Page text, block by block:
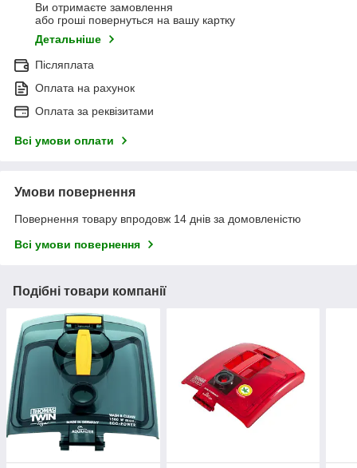
Ви отримаєте замовлення
або гроші повернуться на вашу картку
Детальніше
Післяплата
Оплата на рахунок
Оплата за реквізитами
Всі умови оплати
Умови повернення
Повернення товару впродовж 14 днів за домовленістю
Всі умови повернення
Подібні товари компанії